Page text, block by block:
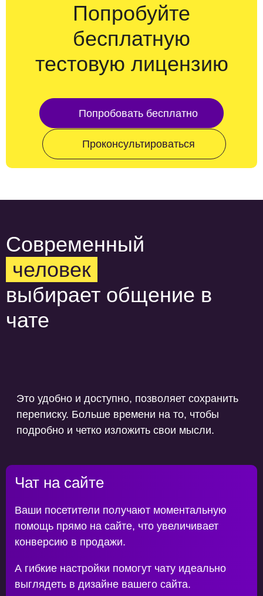
Попробуйте
бесплатную
тестовую лицензию
Попробовать бесплатно
Проконсультироваться
Современный
человек
выбирает общение в
чате
Это удобно и доступно, позволяет сохранить
переписку. Больше времени на то, чтобы
подробно и четко изложить свои мысли.
Чат на сайте
Ваши посетители получают моментальную
помощь прямо на сайте, что увеличивает
конверсию в продажи.
А гибкие настройки помогут чату идеально
выглядеть в дизайне вашего сайта.